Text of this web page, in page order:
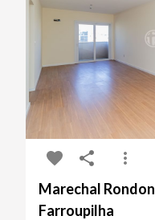
Marechal Rondon
Farroupilha